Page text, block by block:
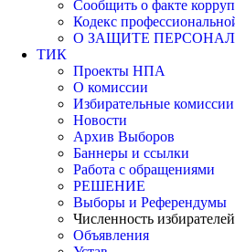
Сообщить о факте
Кодекс
О ЗАЩИТЕ
ТИК
Проекты НПА
О комиссии
Избирательные комиссии
Новости
Архив Выборов
Баннеры и ссылки
Работа с обращениями
РЕШЕНИЕ
Выборы и Референдумы
Численность избирателей
Объявления